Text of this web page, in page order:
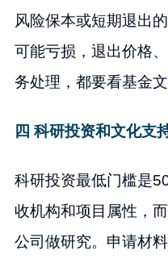
风险保本或短期退出
可能亏损，退出价格
务处理，都要看基金
四 科研投资和文化支
科研投资最低门槛是
收机构和项目属性，
公司做研究。申请材